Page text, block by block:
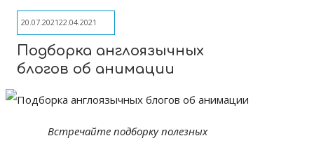
Подборка англоязычных
блогов об анимации
20.07.202122.04.2021
Встречайте подборку полезных